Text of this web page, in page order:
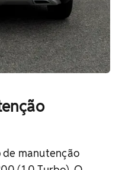
de manutenção